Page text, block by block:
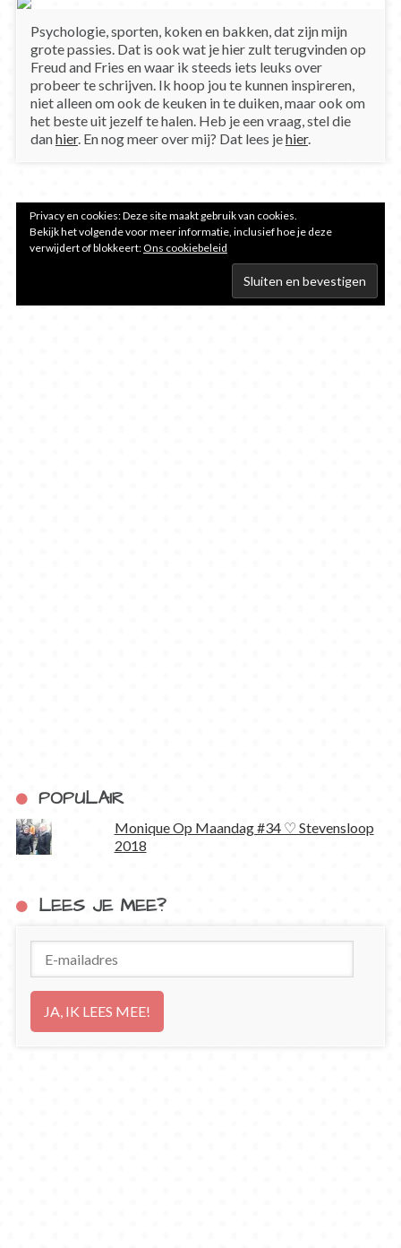
Psychologie, sporten, koken en bakken, dat zijn mijn
grote passies. Dat is ook wat je hier zult terugvinden op
Freud and Fries en waar ik steeds iets leuks over
probeer te schrijven. Ik hoop jou te kunnen inspireren,
niet alleen om ook de keuken in te duiken, maar ook om
het beste uit jezelf te halen. Heb je een vraag, stel die
danhier. En nog meer over mij? Dat lees jehier.
Privacy en cookies: Deze site maakt gebruik van cookies.
Bekijk het volgende voor meer informatie, inclusief hoe je deze
verwijdert of blokkeert:Ons cookiebeleid
POPULAIR
Monique Op Maandag #34 ♡ Stevensloop
2018
LEES JE MEE?
mailadres